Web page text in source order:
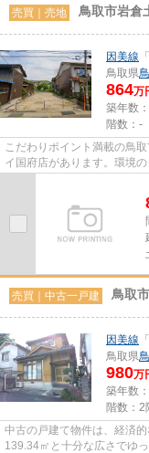
売買｜売地 鳥取市岩倉
因美線 「
鳥取県
864万
築年数
階数：-
こだわりポイント満載の鳥
イ国府店があります。環境
因美線津ノ井周辺がお勧め
売買｜中古一戸建 鳥取
因美線 「
鳥取県
980万
築年数
階数：2
中古の戸建て物件は、経済
139.34㎡と十分な広さでゆ